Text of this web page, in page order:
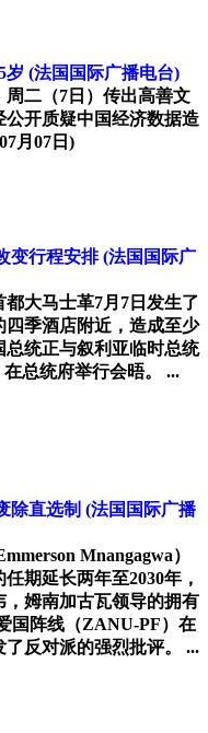
岁 (法国国际广播电台)
二（7日）传出高善文
公开质疑中国经济数据造
月07日)
变行程安排 (法国国际广
大马士革7月7日发生了
季酒店附近，造成至少
总统正与叙利亚临时总统
总统府举行会晤。 ...
除直选制 (法国国际广播
Mnangagwa）
期延长两年至2030年，
姆南加古瓦领导的拥有
国阵线（ZANU-PF）在
反对派的强烈批评。 ...